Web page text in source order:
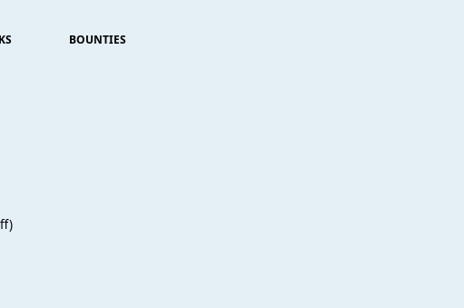
BOUNTIES